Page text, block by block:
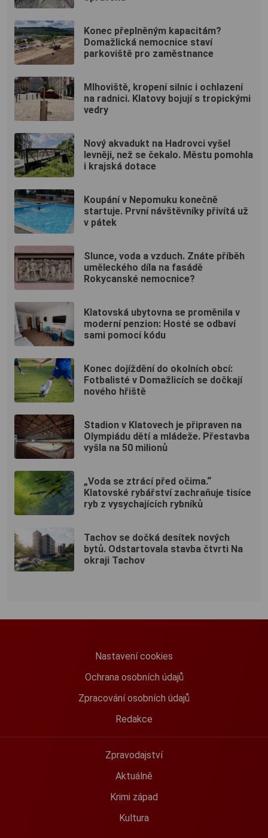
Konec přeplněným kapacitám?
Domažlická nemocnice staví
parkoviště pro zaměstnance
Mlhoviště, kropení silnic i ochlazení
na radnici. Klatovy bojují s tropickými
vedry
Nový akvadukt na Hadrovci vyšel
levněji, než se čekalo. Městu pomohla
i krajská dotace
Koupání v Nepomuku konečně
startuje. První návštěvníky přivítá už
v pátek
Slunce, voda a vzduch. Znáte příběh
uměleckého díla na fasádě
Rokycanské nemocnice?
Klatovská ubytovna se proměnila v
moderní penzion: Hosté se odbaví
sami pomocí kódu
Konec dojíždění do okolních obcí:
Fotbalisté v Domažlicích se dočkají
nového hřiště
Stadion v Klatovech je připraven na
Olympiádu dětí a mládeže. Přestavba
vyšla na 50 milionů
„Voda se ztrácí před očima.“
Klatovské rybářství zachraňuje tisíce
ryb z vysychajících rybníků
Tachov se dočká desítek nových
bytů. Odstartovala stavba čtvrti Na
okraji Tachov
Nastavení cookies
Ochrana osobních údajů
Zpracování osobních údajů
Redakce
Zpravodajství
Aktuálně
Krimi západ
Kultura